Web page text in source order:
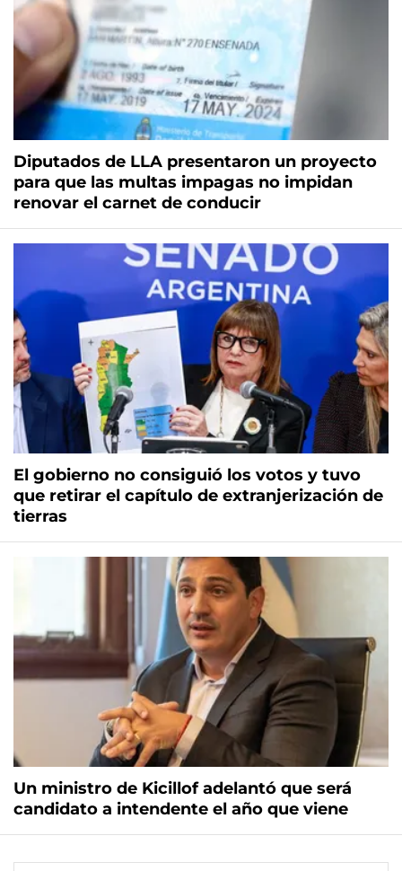
Diputados de LLA presentaron un proyecto
para que las multas impagas no impidan
renovar el carnet de conducir
El gobierno no consiguió los votos y tuvo
que retirar el capítulo de extranjerización de
tierras
Un ministro de Kicillof adelantó que será
candidato a intendente el año que viene